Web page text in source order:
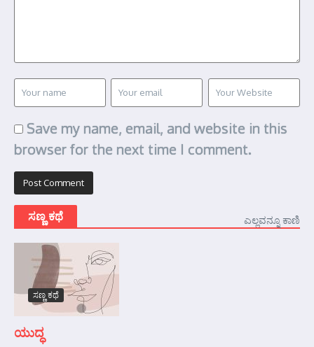
Save my name, email, and website in this
browser for the next time I comment.
ಸಣ್ಣ ಕಥೆ ಎಲ್ಲವನ್ನೂ ಕಾಣಿ
ಸಣ್ಣ ಕಥೆ
ಯುದ್ಧ